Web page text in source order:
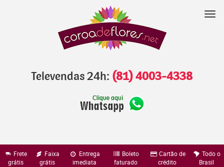
Televendas 24h: (81) 4003-4338
Frete
grátis
Faixa
grátis
Entrega
imediata
Boleto
faturado
Cartão de
crédito
Todo o
Brasil